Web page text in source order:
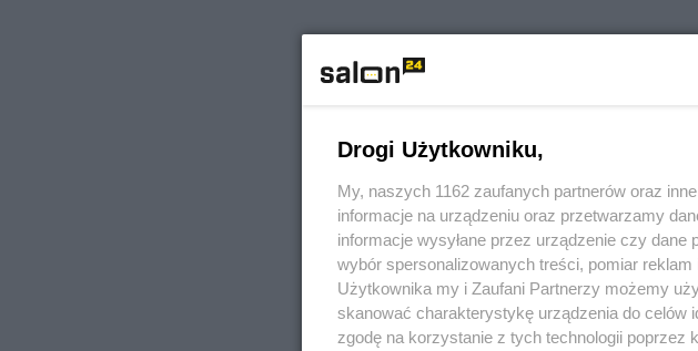
Drogi Użytkowniku,
My, naszych 1162 zaufanych partnerów oraz
informacje na urządzeniu oraz przetwarzamy
informacje wysyłane przez urządzenie czy
wybór spersonalizowanych treści, pomiar
Użytkownika my i Zaufani Partnerzy możemy
skanować charakterystykę urządzenia do celów
zgodę na korzystanie z tych technologii poprzez